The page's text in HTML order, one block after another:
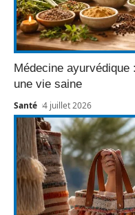
Médecine
une vie saine
Santé 4 juillet 2026